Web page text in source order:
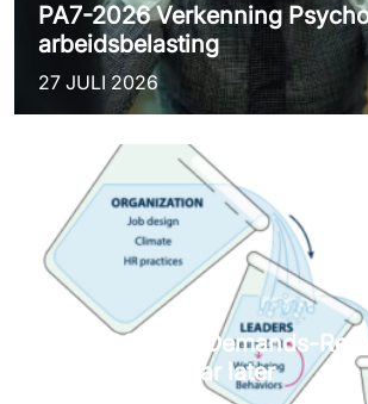
PA7-2026 Verkenning
arbeidsbelasting
27 JULI 2026
PA6-2026 Job Demands-
theorie: Tien jaar later